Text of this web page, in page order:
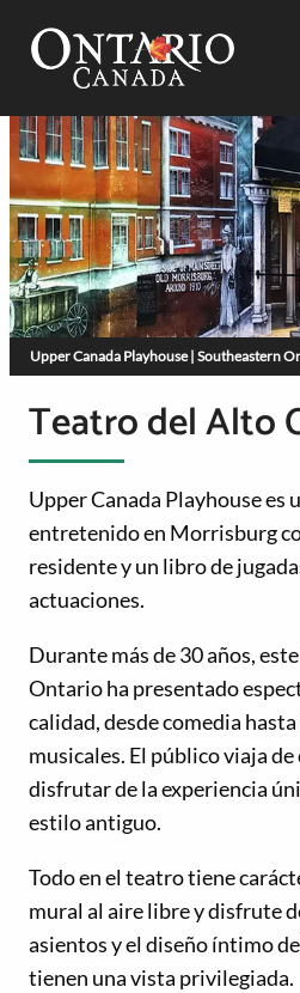
Teatro del Alto
Upper Canada Playhouse es
entretenido en Morrisburg
residente y un libro de
actuaciones.
Durante más de 30 años,
Ontario ha presentado
calidad, desde comedia
musicales. El público viaja de
disfrutar de la experiencia
estilo antiguo.
Todo en el teatro tiene
mural al aire libre y disfrute
asientos y el diseño íntimo
tienen una vista privilegiada.
Upper Canada Playhouse | Southeastern